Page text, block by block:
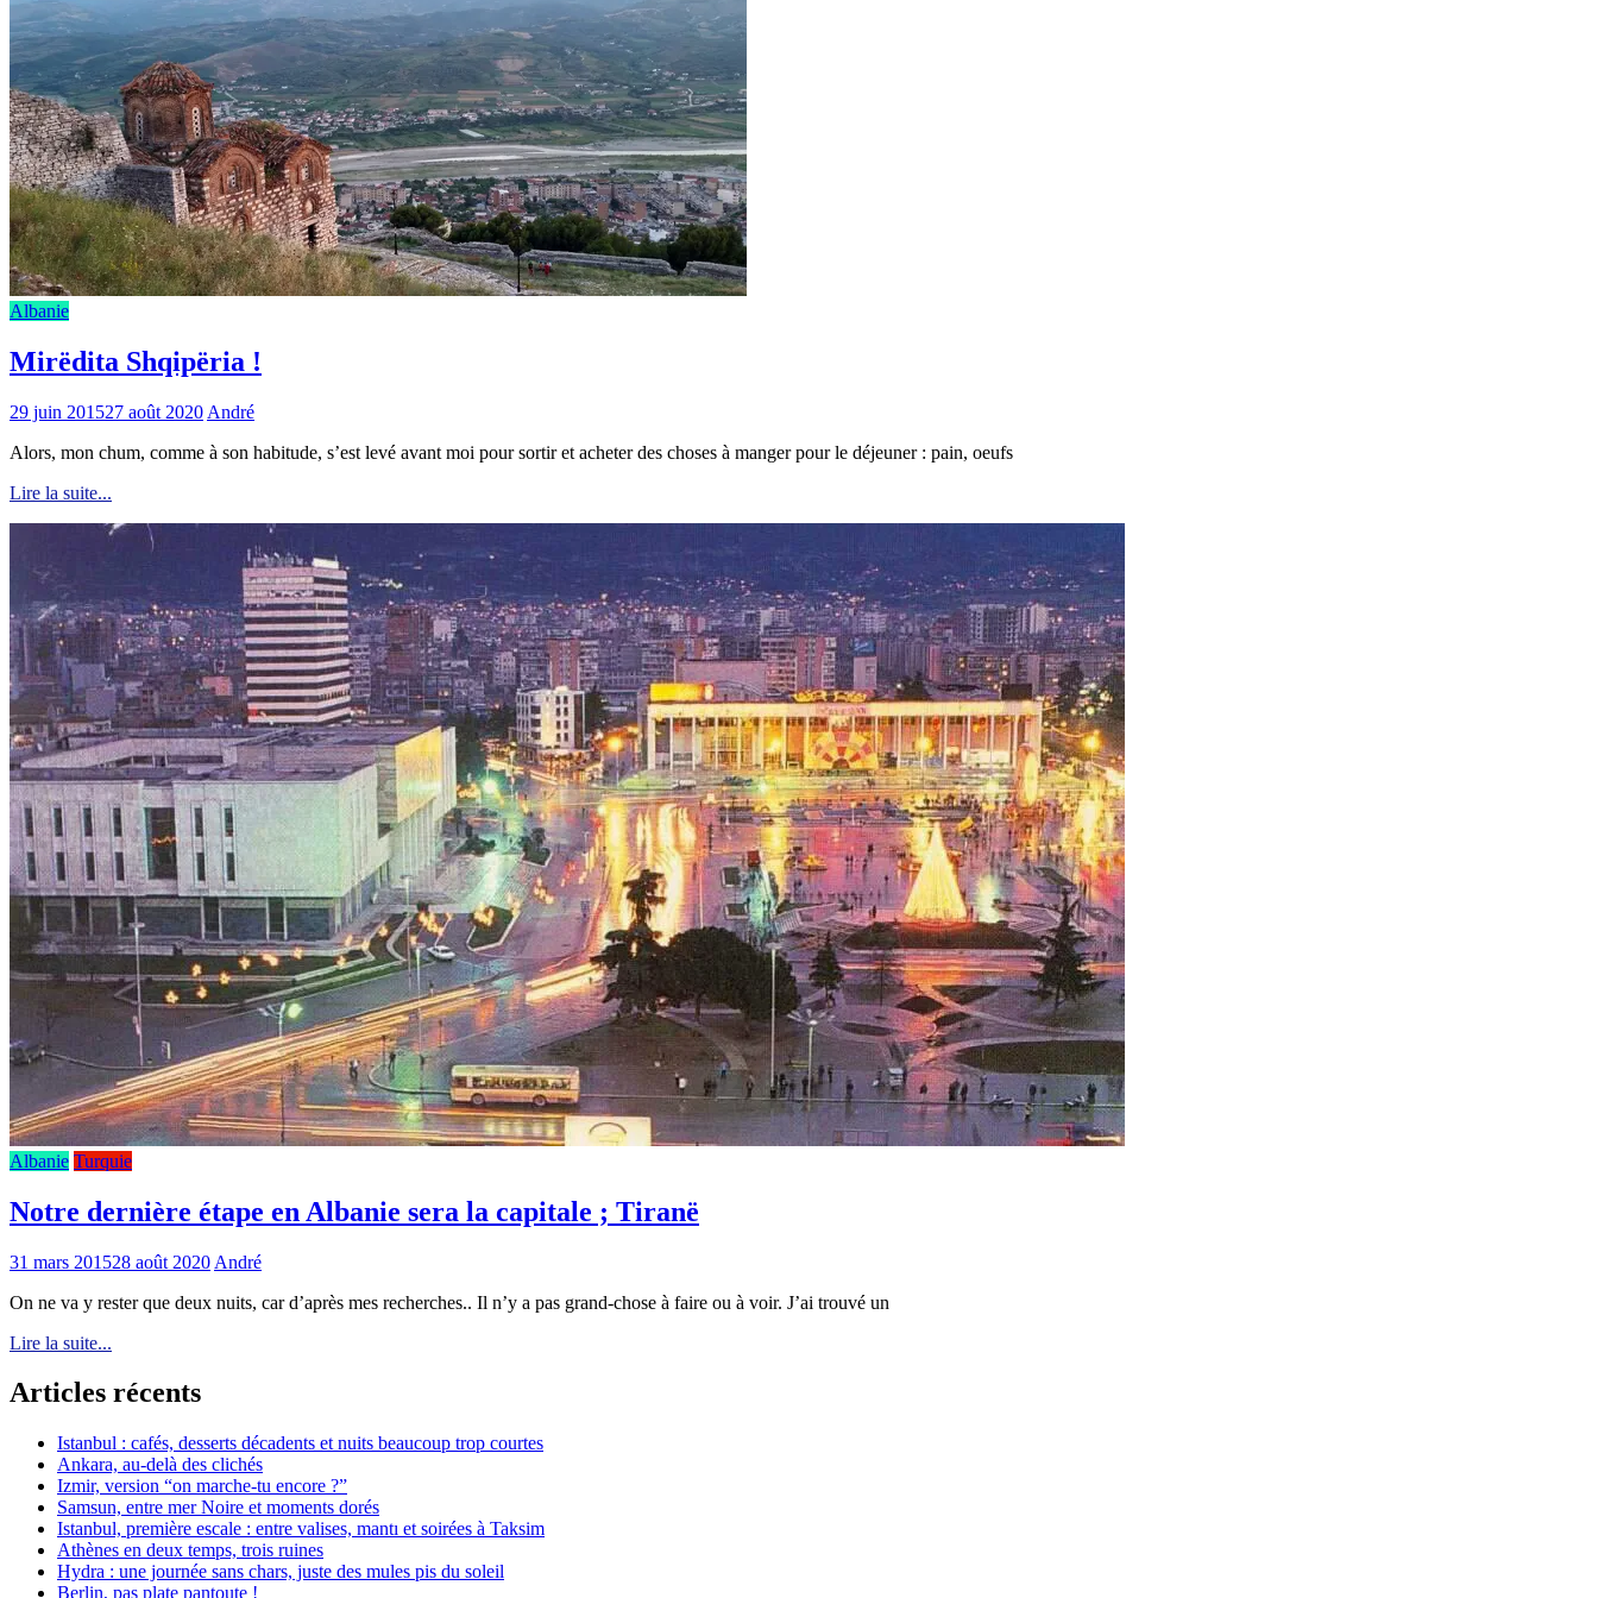
Albanie
Mirëdita Shqipëria !
29 juin 201527 août 2020 André
Alors, mon chum, comme à son habitude, s’est levé avant moi pour sortir et acheter des choses à manger pour le déjeuner : pain, oeufs
Lire la suite...
Albanie Turquie
Notre dernière étape en Albanie sera la capitale ; Tiranë
31 mars 201528 août 2020 André
On ne va y rester que deux nuits, car d’après mes recherches.. Il n’y a pas grand-chose à faire ou à voir. J’ai trouvé un
Lire la suite...
Articles récents
Istanbul : cafés, desserts décadents et nuits beaucoup trop courtes
Ankara, au-delà des clichés
Izmir, version “on marche-tu encore ?”
Samsun, entre mer Noire et moments dorés
Istanbul, première escale : entre valises, mantı et soirées à Taksim
Athènes en deux temps, trois ruines
Hydra : une journée sans chars, juste des mules pis du soleil
Berlin, pas plate pantoute !